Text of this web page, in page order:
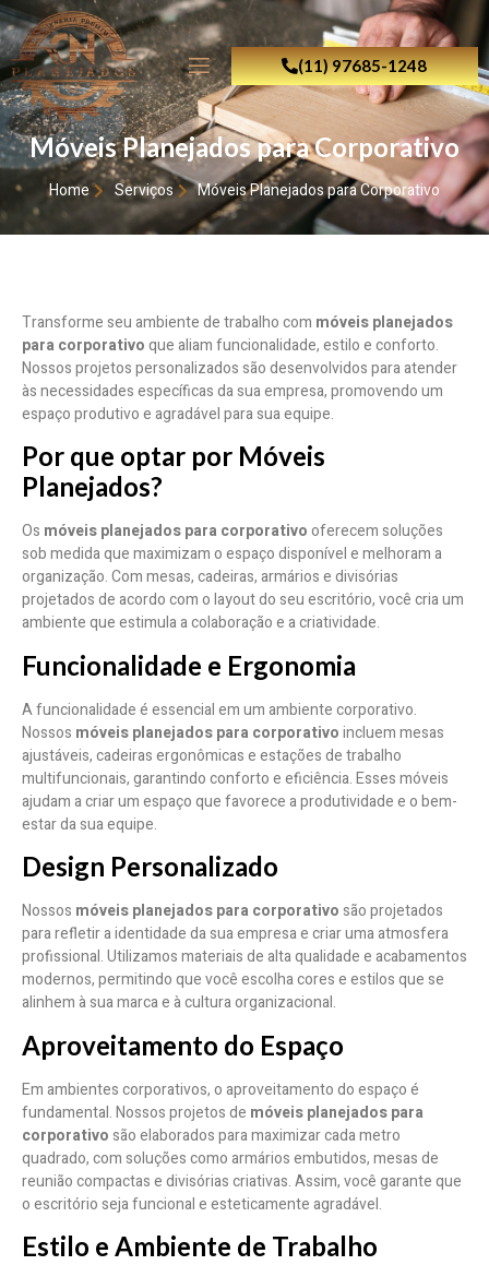
(11) 97685-1248
Móveis Planejados para Corporativo
Home Serviços Móveis Planejados para Corporativo
Transforme seu ambiente de trabalho com móveis planejados
para corporativoque aliam funcionalidade, estilo e conforto.
Nossos projetos personalizados são desenvolvidos para atender
às necessidades específicas da sua empresa, promovendo um
espaço produtivo e agradável para sua equipe.
Por que optar por Móveis
Planejados?
Os móveis planejados para corporativooferecem soluções
sob medida que maximizam o espaço disponível e melhoram a
organização. Com mesas, cadeiras, armários e divisórias
projetados de acordo com o layout do seu escritório, você cria um
ambiente que estimula a colaboração e a criatividade.
Funcionalidade e Ergonomia
A funcionalidade é essencial em um ambiente corporativo.
Nossos móveis planejados para corporativoincluem mesas
ajustáveis, cadeiras ergonômicas e estações de trabalho
multifuncionais, garantindo conforto e eficiência. Esses móveis
ajudam a criar um espaço que favorece a produtividade e o bem-
estar da sua equipe.
Design Personalizado
Nossos móveis planejados para corporativosão projetados
para refletir a identidade da sua empresa e criar uma atmosfera
profissional. Utilizamos materiais de alta qualidade e acabamentos
modernos, permitindo que você escolha cores e estilos que se
alinhem à sua marca e à cultura organizacional.
Aproveitamento do Espaço
Em ambientes corporativos, o aproveitamento do espaço é
fundamental. Nossos projetos de móveis planejados para
corporativosão elaborados para maximizar cada metro
quadrado, com soluções como armários embutidos, mesas de
reunião compactas e divisórias criativas. Assim, você garante que
o escritório seja funcional e esteticamente agradável.
Estilo e Ambiente de Trabalho